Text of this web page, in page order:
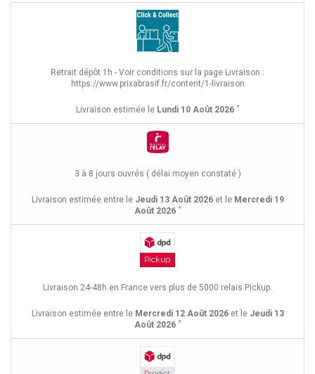
Retrait dépôt 1h - Voir conditions sur la page Livraison :
https://www.prixabrasif.fr/content/1-livraison
Livraison estimée le Lundi 10 Août 2026 *
3 à 8 jours ouvrés ( délai moyen constaté )
Livraison estimée entre le Jeudi 13 Août 2026et le Mercredi 19
Août 2026 *
Livraison 24-48h en France vers plus de 5000 relais Pickup.
Livraison estimée entre le Mercredi 12 Août 2026et le Jeudi 13
Août 2026 *